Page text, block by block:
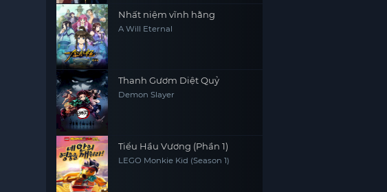
Nhất niệm vĩnh hằng
A Will Eternal
Thanh Gươm Diệt Quỷ
Demon Slayer
Tiểu Hầu Vương (Phần 1)
LEGO Monkie Kid (Season 1)